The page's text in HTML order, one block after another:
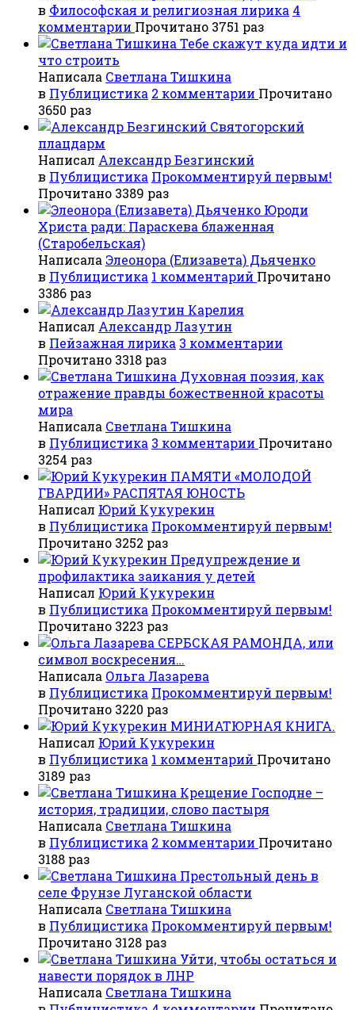
в Философская и религиозная лирика 4
комментарии Прочитано 3751 раз
Тебе скажут куда идти и
что строить
Написала Светлана Тишкина
в Публицистика 2 комментарии Прочитано
3650 раз
Святогорский
плацдарм
Написал Александр Безгинский
в Публицистика Прокомментируй первым!
Прочитано 3389 раз
Юроди
Христа ради: Параскева блаженная
(Старобельская)
Написала Элеонора (Елизавета) Дьяченко
в Публицистика 1 комментарий Прочитано
3386 раз
Карелия
Написал Александр Лазутин
в Пейзажная лирика 3 комментарии
Прочитано 3318 раз
Духовная поэзия, как
отражение правды божественной красоты
мира
Написала Светлана Тишкина
в Публицистика 3 комментарии Прочитано
3254 раз
ПАМЯТИ «МОЛОДОЙ
ГВАРДИИ» РАСПЯТАЯ ЮНОСТЬ
Написал Юрий Кукурекин
в Публицистика Прокомментируй первым!
Прочитано 3252 раз
Предупреждение и
профилактика заикания у детей
Написал Юрий Кукурекин
в Публицистика Прокомментируй первым!
Прочитано 3223 раз
СЕРБСКАЯ РАМОНДА, или
символ воскресения…
Написала Ольга Лазарева
в Публицистика Прокомментируй первым!
Прочитано 3220 раз
МИНИАТЮРНАЯ КНИГА.
Написал Юрий Кукурекин
в Публицистика 1 комментарий Прочитано
3189 раз
Крещение Господне –
история, традиции, слово пастыря
Написала Светлана Тишкина
в Публицистика 2 комментарии Прочитано
3188 раз
Престольный день в
селе Фрунзе Луганской области
Написала Светлана Тишкина
в Публицистика Прокомментируй первым!
Прочитано 3128 раз
Уйти, чтобы остаться и
навести порядок в ЛНР
Написала Светлана Тишкина